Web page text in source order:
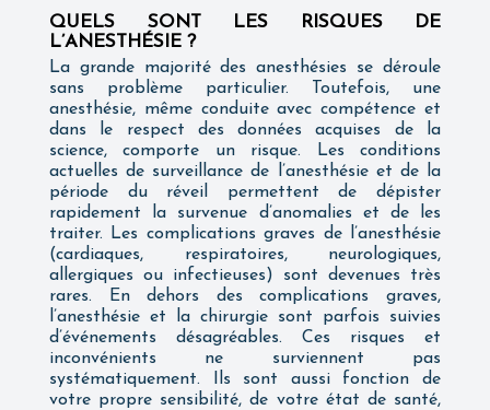
QUELS SONT LES RISQUES DE
L’ANESTHÉSIE ?
La grande majorité des anesthésies se déroule
sans problème particulier. Toutefois, une
anesthésie, même conduite avec compétence et
dans le respect des données acquises de la
science, comporte un risque. Les conditions
actuelles de surveillance de l’anesthésie et de la
période du réveil permettent de dépister
rapidement la survenue d’anomalies et de les
traiter. Les complications graves de l’anesthésie
(cardiaques, respiratoires, neurologiques,
allergiques ou infectieuses) sont devenues très
rares. En dehors des complications graves,
l’anesthésie et la chirurgie sont parfois suivies
d’événements désagréables. Ces risques et
inconvénients ne surviennent pas
systématiquement. Ils sont aussi fonction de
votre propre sensibilité, de votre état de santé,